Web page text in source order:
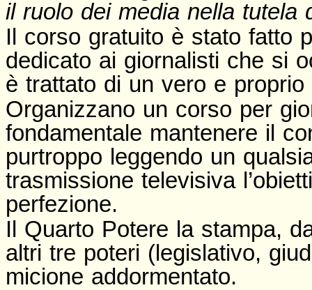
il ruolo dei media nella tutela
Il corso gratuito è stato fatto
dedicato ai giornalisti che si
è trattato di un vero e proprio
Organizzano un corso per
fondamentale mantenere il
purtroppo leggendo un
trasmissione televisiva
perfezione.
Il Quarto Potere la stampa,
altri tre poteri (legislativo,
micione addormentato.